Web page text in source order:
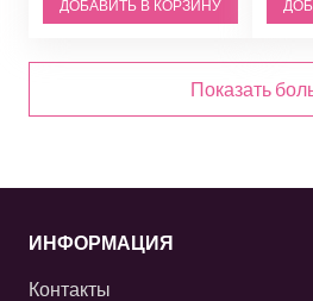
ДОБАВИТЬ В КОРЗИНУ
Показать
ИНФОРМАЦИЯ
Контакты